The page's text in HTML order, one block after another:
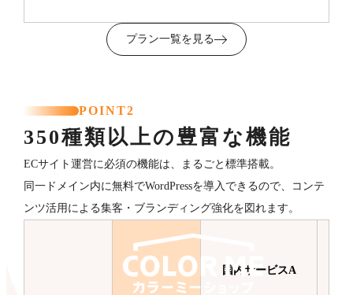
プラン一覧を見る
POINT2
350種類以上の豊富な機能
ECサイト運営に必須の機能は、まるごと標準搭載。
同一ドメイン内に無料でWordPressを導入できるので、コンテ
ンツ活用による集客・ブランディング強化を図れます。
国内サービスA